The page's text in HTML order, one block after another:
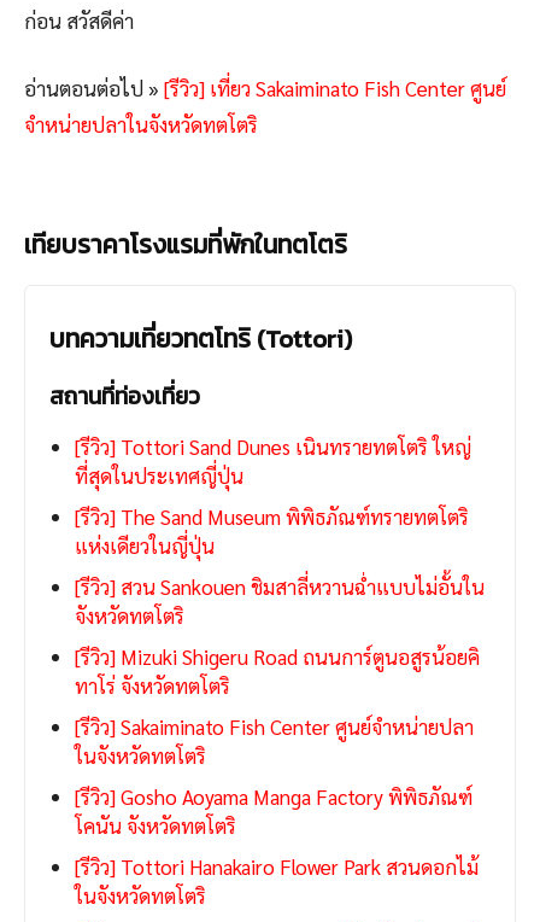
ก่อน สวัสดีค่า
อ่านตอนต่อไป » [รีวิว] เที่ยว Sakaiminato Fish Center ศูนย์
จำหน่ายปลาในจังหวัดทตโตริ
เทียบราคาโรงแรมที่พักในทตโตริ
บทความเที่ยวทตโทริ (Tottori)
สถานที่ท่องเที่ยว
[รีวิว] Tottori Sand Dunes เนินทรายทตโตริ ใหญ่
ที่สุดในประเทศญี่ปุ่น
[รีวิว] The Sand Museum พิพิธภัณฑ์ทรายทตโตริ
แห่งเดียวในญี่ปุ่น
[รีวิว] สวน Sankouen ชิมสาลี่หวานฉ่ำแบบไม่อั้นใน
จังหวัดทตโตริ
[รีวิว] Mizuki Shigeru Road ถนนการ์ตูนอสูรน้อยคิ
ทาโร่ จังหวัดทตโตริ
[รีวิว] Sakaiminato Fish Center ศูนย์จำหน่ายปลา
ในจังหวัดทตโตริ
[รีวิว] Gosho Aoyama Manga Factory พิพิธภัณฑ์
โคนัน จังหวัดทตโตริ
[รีวิว] Tottori Hanakairo Flower Park สวนดอกไม้
ในจังหวัดทตโตริ